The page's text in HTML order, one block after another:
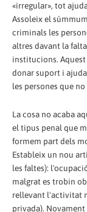
«irregular», tot
Assoleix el
criminals les
altres davant la
institucions.
donar suport i
les persones que
La cosa no acaba
el tipus penal que
formem part dels
Estableix un nou
les faltes):
malgrat es trobin
rellevant l'activitat
privada).